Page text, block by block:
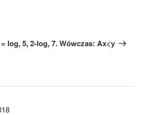
log, 5, 2-log, 7. Wówczas: Ax<у